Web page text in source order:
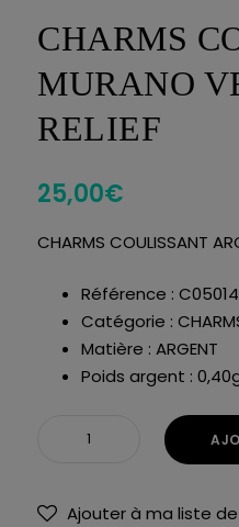
CHARMS
MURANO
RELIEF
25,00€
CHARMS COULISSANT
Référence : C05014
Catégorie :
Matière : ARGENT
Poids argent :
Ajouter à ma liste